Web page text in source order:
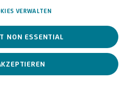
VERWALTEN
NON ESSENTIAL